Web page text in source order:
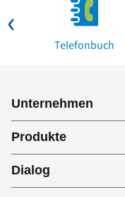
Telefonbuch
Unternehmen
Produkte
Dialog